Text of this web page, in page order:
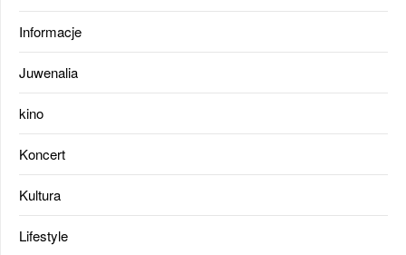
Informacje
Juwenalia
kino
Koncert
Kultura
Lifestyle